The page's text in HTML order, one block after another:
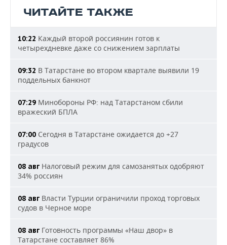
ЧИТАЙТЕ ТАКЖЕ
10:22 Каждый второй россиянин готов к
четырехдневке даже со снижением зарплаты
09:32 В Татарстане во втором квартале выявили 19
поддельных банкнот
07:29 Минобороны РФ: над Татарстаном сбили
вражеский БПЛА
07:00 Сегодня в Татарстане ожидается до +27
градусов
08 авг Налоговый режим для самозанятых одобряют
34% россиян
08 авг Власти Турции ограничили проход торговых
судов в Черное море
08 авг Готовность программы «Наш двор» в
Татарстане составляет 86%